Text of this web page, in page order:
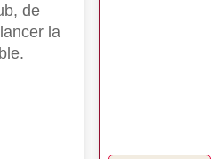
de
la